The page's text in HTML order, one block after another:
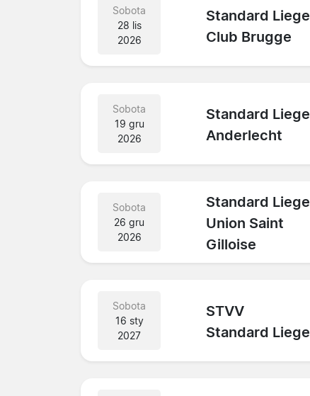
Sobota
28 lis
2026
Standard Liege
Club Brugge
Sobota
19 gru
2026
Standard Liege
Anderlecht
Sobota
26 gru
2026
Standard Liege
Union Saint
Gilloise
Sobota
16 sty
2027
STVV
Standard Liege